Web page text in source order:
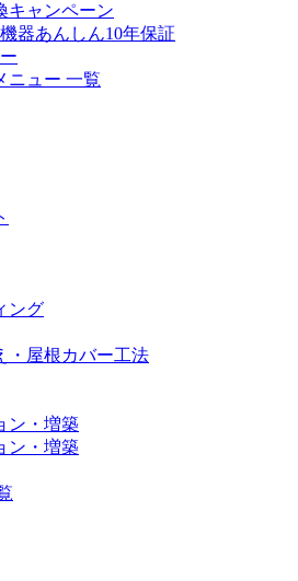
キャンペーン
器あんしん10年保証
ニュー 一覧
ング
・屋根カバー工法
ン・増築
ン・増築